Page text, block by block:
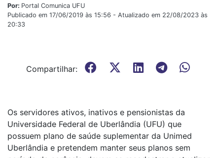
Por: Portal Comunica UFU
Publicado em 17/06/2019 às 15:56 - Atualizado em 22/08/2023 às
20:33
Compartilhar:
Os servidores ativos, inativos e pensionistas da
Universidade Federal de Uberlândia (UFU) que
possuem plano de saúde suplementar da Unimed
Uberlândia e pretendem manter seus planos sem